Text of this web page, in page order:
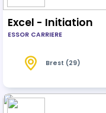
Excel - Initiation
ESSOR CARRIERE
Brest (29)